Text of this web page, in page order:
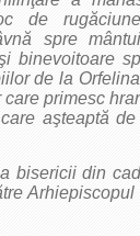
de
spre
binevoitoare
de la
care primesc
aşteaptă
bisericii din